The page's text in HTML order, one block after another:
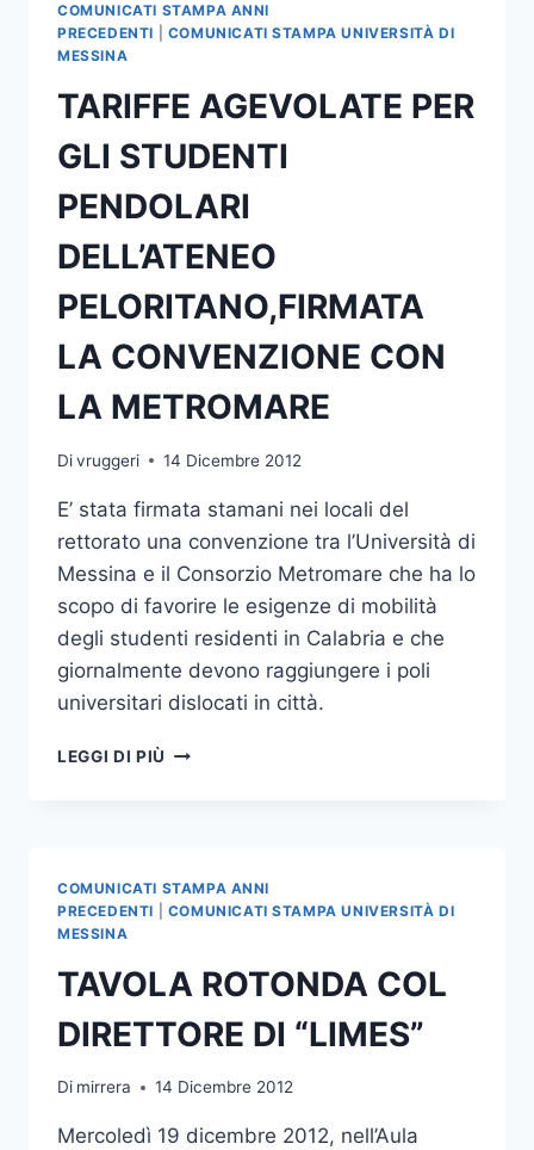
“FONDAZIONE
COMUNICATI STAMPA ANNI
PRECEDENTI
COMUNICATI STAMPA UNIVERSITÀ DI
MESSINA
TARIFFE AGEVOLATE PER
GLI STUDENTI
PENDOLARI
DELL’ATENEO
PELORITANO,FIRMATA
LA CONVENZIONE CON
LA METROMARE
Divruggeri 14 Dicembre 2012
E’ stata firmata stamani nei locali del
rettorato una convenzione tra l’Università di
Messina e il Consorzio Metromare che ha lo
scopo di favorire le esigenze di mobilità
degli studenti residenti in Calabria e che
giornalmente devono raggiungere i poli
universitari dislocati in città.
LEGGI DI PIÙ TARIFFE
CONVENZIONE
CON
LA
METROMARE
COMUNICATI STAMPA ANNI
PRECEDENTI
COMUNICATI STAMPA UNIVERSITÀ DI
MESSINA
TAVOLA ROTONDA COL
DIRETTORE DI “LIMES”
Di mirrera 14 Dicembre 2012
Mercoledì 19 dicembre 2012, nell’Aula